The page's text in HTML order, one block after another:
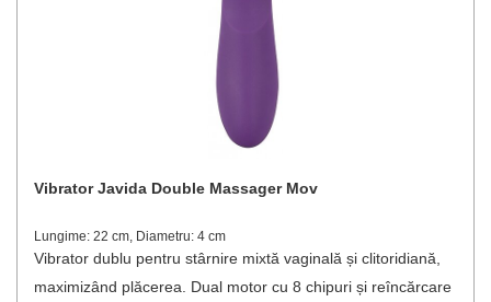
Vibrator Javida Double Massager Mov
Lungime: 22 cm, Diametru: 4 cm
Vibrator dublu pentru stârnire mixtă vaginală și clitoridiană,
maximizând plăcerea. Dual motor cu 8 chipuri și reîncărcare